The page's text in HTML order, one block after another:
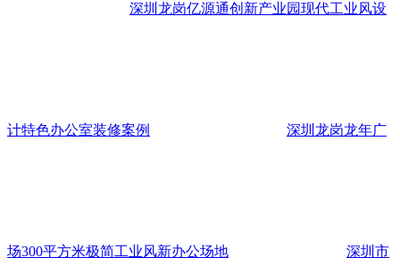
深圳龙岗亿源通创新产业园现代工业风设
计特色办公室装修案例 深圳龙岗龙年广
场300平方米极简工业风新办公场地 深圳市